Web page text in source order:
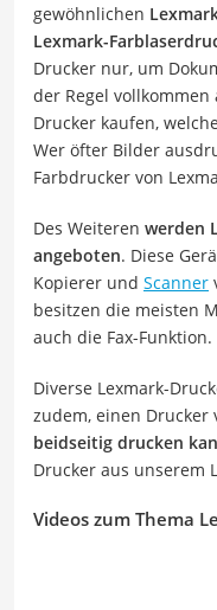
gewöhnlichen
Lexmark-
Drucker nur, um
der Regel vollkommen
Drucker kaufen,
Wer öfter Bilder
Farbdrucker von
Des Weiteren werden
angeboten. Diese
Kopierer und Scanner
besitzen die meisten
auch die Fax-Funktion.
Diverse Lexmark-
zudem, einen Drucker
beidseitig drucken
Drucker aus unserem
Videos zum Thema